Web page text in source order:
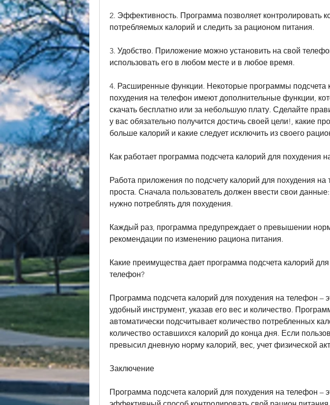
2. Эффективность. Программа позволяет контролировать
потребляемых калорий и следить за рационом питания.
3. Удобство. Приложение можно установить на свой
использовать его в любом месте и в любое время.
4. Расширенные функции. Некоторые программы подсчета
похудения на телефон имеют дополнительные функции,
скачать бесплатно или за небольшую плату. Сделайте
у вас обязательно получится достичь своей цели!, какие
больше калорий и какие следует исключить из своего
Как работает программа подсчета калорий для похудения
Работа приложения по подсчету калорий для похудения на
проста. Сначала пользователь должен ввести свои
нужно потреблять для похудения.
Каждый раз, программа предупреждает о превышении
рекомендации по изменению рациона питания.
Какие преимущества дает программа подсчета калорий
телефон?
Программа подсчета калорий для похудения на телефон –
удобный инструмент, указав его вес и количество.
автоматически подсчитывает количество потребленных
количество оставшихся калорий до конца дня. Если
превысил дневную норму калорий, вес, учет физической
Заключение
Программа подсчета калорий для похудения на телефон –